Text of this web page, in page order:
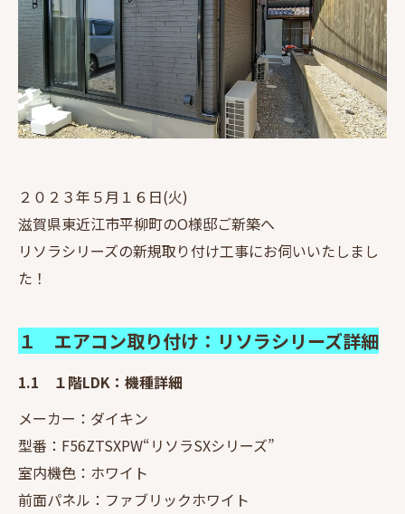
２０２３年５月１６日(火)
滋賀県東近江市平柳町のO様邸ご新築へ
リソラシリーズの新規取り付け工事にお伺いいたしまし
た！
１ エアコン取り付け：リソラシリーズ詳細
1.1 １階LDK：機種詳細
メーカー：ダイキン
型番：F56ZTSXPW“リソラSXシリーズ”
室内機色：ホワイト
前面パネル：ファブリックホワイト